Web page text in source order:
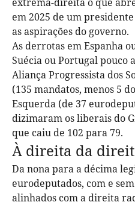
em 2025 de um
as aspirações do governo.
As derrotas em Espanha
Suécia ou Portugal pouco
Aliança Progressista dos
(135 mandatos, menos 5
Esquerda (de 37
dizimaram os liberais do
que caiu de 102 para 79.
À direita da
Da nona para a décima
eurodeputados, com e
alinhados com a direita